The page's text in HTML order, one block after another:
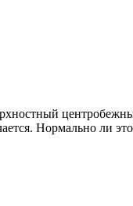
Нормально ли